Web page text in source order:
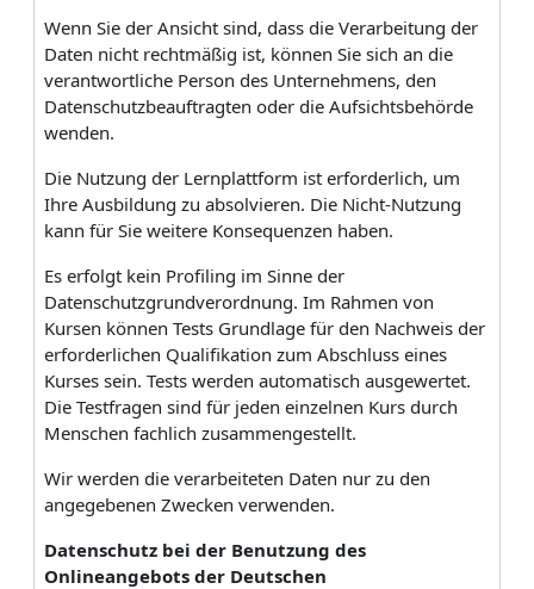
Wenn Sie der Ansicht sind, dass die Verarbeitung der
Daten nicht rechtmäßig ist, können Sie sich an die
verantwortliche Person des Unternehmens, den
Datenschutzbeauftragten oder die Aufsichtsbehörde
wenden.
Die Nutzung der Lernplattform ist erforderlich, um
Ihre Ausbildung zu absolvieren. Die Nicht-Nutzung
kann für Sie weitere Konsequenzen haben.
Es erfolgt kein Profiling im Sinne der
Datenschutzgrundverordnung. Im Rahmen von
Kursen können Tests Grundlage für den Nachweis der
erforderlichen Qualifikation zum Abschluss eines
Kurses sein. Tests werden automatisch ausgewertet.
Die Testfragen sind für jeden einzelnen Kurs durch
Menschen fachlich zusammengestellt.
Wir werden die verarbeiteten Daten nur zu den
angegebenen Zwecken verwenden.
Datenschutz bei der Benutzung des
Onlineangebots der Deutschen